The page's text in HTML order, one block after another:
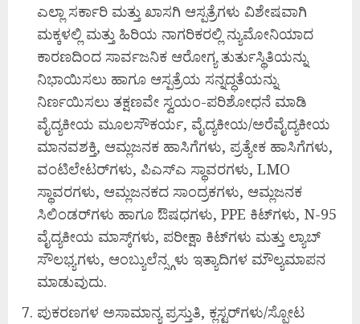
ಎಲ್ಲಾ ಸರ್ಕಾರಿ ಮತ್ತು ಖಾಸಗಿ ಆಸ್ಪತ್ರೆಗಳು ವಿಶೇಷವಾಗಿ
ಮಕ್ಕಳಲ್ಲಿ ಮತ್ತು ಹಿರಿಯ ನಾಗರಿಕರಲ್ಲಿ ನ್ಯುಮೋನಿಯಾದ
ಕಾರಣದಿಂದ ಸಾರ್ವಜನಿಕ ಆರೋಗ್ಯ ತುರ್ತುಸ್ಥಿತಿಯನ್ನು
ನಿಭಾಯಿಸಲು ಹಾಗೂ ಆಸ್ಪತ್ರೆಯ ಸನ್ನದ್ಧತೆಯನ್ನು
ನಿರ್ಣಯಿಸಲು ತಕ್ಷಣವೇ ಸ್ವಯಂ-ಪರಿಶೋಧನೆ ಮಾಡಿ
ವೈದ್ಯಕೀಯ ಮೂಲಸೌಕರ್ಯ, ವೈದ್ಯಕೀಯ/ಅರೆವೈದ್ಯಕೀಯ
ಮಾನವಶಕ್ತಿ, ಆಮ್ಲಜನಕ ಹಾಸಿಗೆಗಳು, ಪ್ರತ್ಯೇಕ ಹಾಸಿಗೆಗಳು,
ವಂಟಿಲೇಟರ್‌ಗಳು, ಪಿಎಸ್‌ಎ ಸ್ಥಾವರಗಳು, LMO
ಸ್ಥಾವರಗಳು, ಆಮ್ಲಜನಕದ ಸಾಂದ್ರಕಗಳು, ಆಮ್ಲಜನಕ
ಸಿಲಿಂಡರ್‌ಗಳು ಹಾಗೂ ಔಷಧಗಳು, PPE ಕಿಟ್‌ಗಳು, N-95
ವೈದ್ಯಕೀಯ ಮಾಸ್ಕ್‌ಗಳು, ಪರೀಕ್ಷಾ ಕಿಟ್‌ಗಳು ಮತ್ತು ಲ್ಯಾಬ್
ಸೌಲಭ್ಯಗಳು, ಆಂಬ್ಯುಲೆನ್ಸ್ಗಳು ಇತ್ಯಾದಿಗಳ ಮೌಲ್ಯಮಾಪನ
ಮಾಡುವುದು.
ಪುಕರಣಗಳ ಅಸಾಮಾನ್ಯ ಪ್ರಸ್ತುತಿ, ಕ್ಲಸ್ಟರ್‌ಗಳು/ಸ್ಫೋಟ